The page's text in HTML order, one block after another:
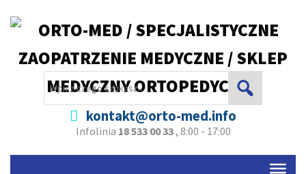
kontakt@orto-med.info
Infolinia 18 533 00 33, 8:00 - 17:00